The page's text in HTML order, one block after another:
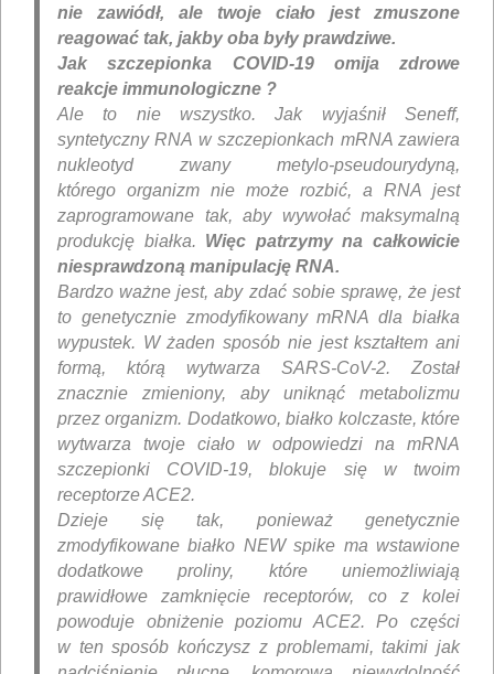
nie zawiódł, ale twoje ciało jest zmuszone
reagować tak, jakby oba były prawdziwe.
Jak szczepionka COVID-19 omija zdrowe
reakcje immunologiczne ?
Ale to nie wszystko. Jak wyjaśnił Seneff,
syntetyczny RNA w szczepionkach mRNA zawiera
nukleotyd zwany metylo-pseudourydyną,
którego organizm nie może rozbić, a RNA jest
zaprogramowane tak, aby wywołać maksymalną
produkcję białka. Więc patrzymy na całkowicie
niesprawdzoną manipulację RNA.
Bardzo ważne jest, aby zdać sobie sprawę, że jest
to genetycznie zmodyfikowany mRNA dla białka
wypustek. W żaden sposób nie jest kształtem ani
formą, którą wytwarza SARS-CoV-2. Został
znacznie zmieniony, aby uniknąć metabolizmu
przez organizm. Dodatkowo, białko kolczaste, które
wytwarza twoje ciało w odpowiedzi na mRNA
szczepionki COVID-19, blokuje się w twoim
receptorze ACE2.
Dzieje się tak, ponieważ genetycznie
zmodyfikowane białko NEW spike ma wstawione
dodatkowe proliny, które uniemożliwiają
prawidłowe zamknięcie receptorów, co z kolei
powoduje obniżenie poziomu ACE2. Po części
w ten sposób kończysz z problemami, takimi jak